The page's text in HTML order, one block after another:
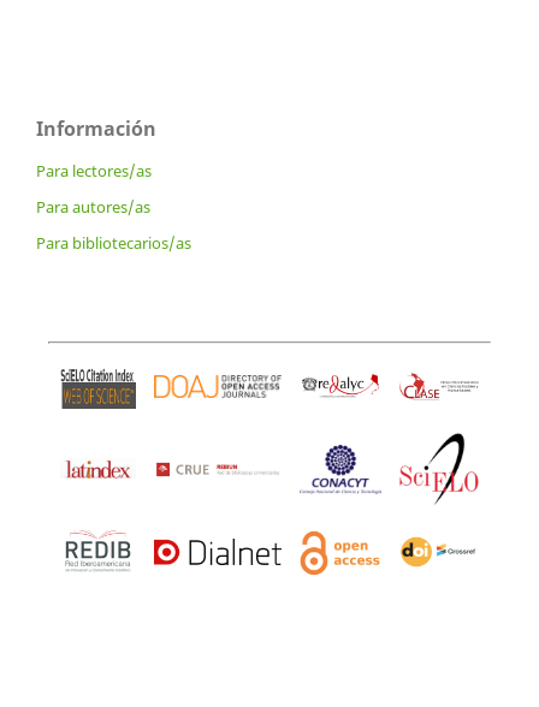
Información
Para lectores/as
Para autores/as
Para bibliotecarios/as